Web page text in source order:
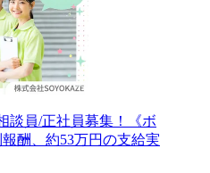
談員/正社員募集！《ボ
酬、約53万円の支給実